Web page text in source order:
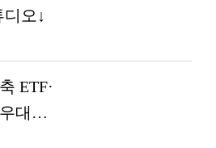
디오↓
ETF·
우대…